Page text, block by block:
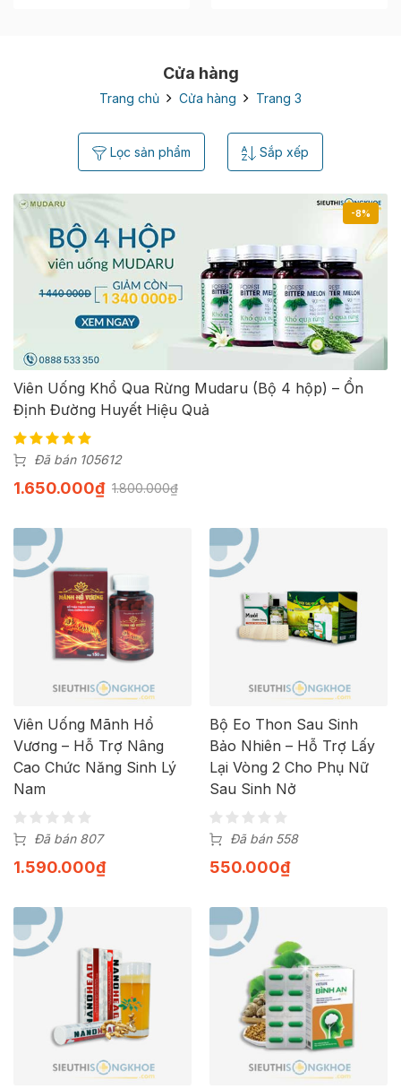
Cửa hàng
Trang chủ Cửa hàng Trang 3
Lọc sản phẩm Sắp xếp
-8%
Viên Uống Khổ Qua Rừng Mudaru (Bộ 4 hộp) – Ổn
Định Đường Huyết Hiệu Quả
Đã bán 105612
1.800.000₫
1.650.000₫
Viên Uống Mãnh Hổ
Vương – Hỗ Trợ Nâng
Cao Chức Năng Sinh Lý
Nam
Đã bán 807
1.590.000₫
Bộ Eo Thon Sau Sinh
Bảo Nhiên – Hỗ Trợ Lấy
Lại Vòng 2 Cho Phụ Nữ
Sau Sinh Nở
Đã bán 558
550.000₫